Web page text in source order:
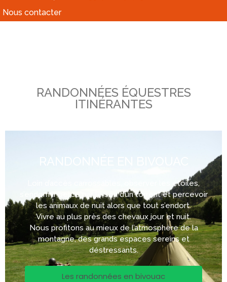
Nous contacter
RANDONNÉES ÉQUESTRES
ITINÉRANTES
RANDONNÉE EN BIVOUAC
Loin d’accès carrossables, observer les étoiles,
s’endormir bercé par le son d’un torrent et percevoir
les animaux de nuit alors que tout s’endort.
Vivre au plus près des chevaux jour et nuit.
Nous profitons au mieux de l’atmosphère de la
montagne, des grands espaces sereins et
déstressants.
Les randonnées en bivouac